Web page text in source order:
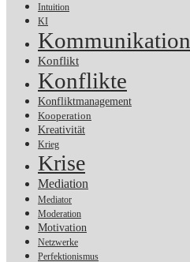
Intuition
KI
Kommunikation
Konflikt
Konflikte
Konfliktmanagement
Kooperation
Kreativität
Krieg
Krise
Mediation
Mediator
Moderation
Motivation
Netzwerke
Perfektionismus